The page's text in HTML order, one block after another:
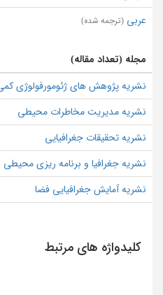
عربی (ترجمه شده)
مجله (تعداد مقاله)
نشریه پژوهش های ژئومورفولوژی کمی
نشریه مدیریت مخاطرات محیطی
نشریه تحقیقات جغرافیایی
نشریه جغرافیا و برنامه ریزی محیطی
نشریه آمایش جغرافیایی فضا
کلیدواژه های مرتبط